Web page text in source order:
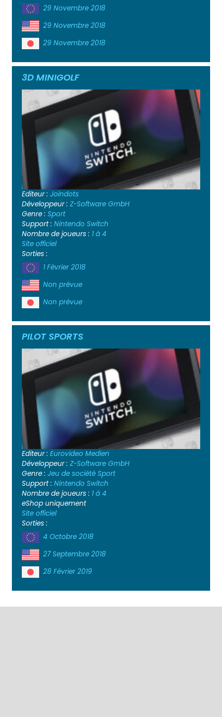
29 Novembre 2018
29 Novembre 2018
29 Novembre 2018
3D MINIGOLF
Editeur : Joindots
Développeur : Z-Software GmbH
Genre : Sport
Support : Nintendo Switch
Nombre de joueurs : 1 à 4
Site officiel
Sorties :
1 Février 2018
Non prévue
Non prévue
PILOT SPORTS
Editeur : Eurovideo Medien
Développeur : Z-Software GmbH
Genre : Jeu de société Sport
Support : Nintendo Switch
Nombre de joueurs : 1 à 4
eShop uniquement
Site officiel
Sorties :
4 Octobre 2018
27 Septembre 2018
28 Février 2019